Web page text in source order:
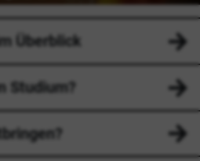
Überblick
Studium?